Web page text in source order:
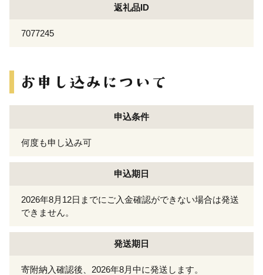
返礼品ID
7077245
申込条件
何度も申し込み可
申込期日
2026年8月12日までにご入金確認ができない場合は発送
できません。
発送期日
寄附納入確認後、2026年8月中に発送します。